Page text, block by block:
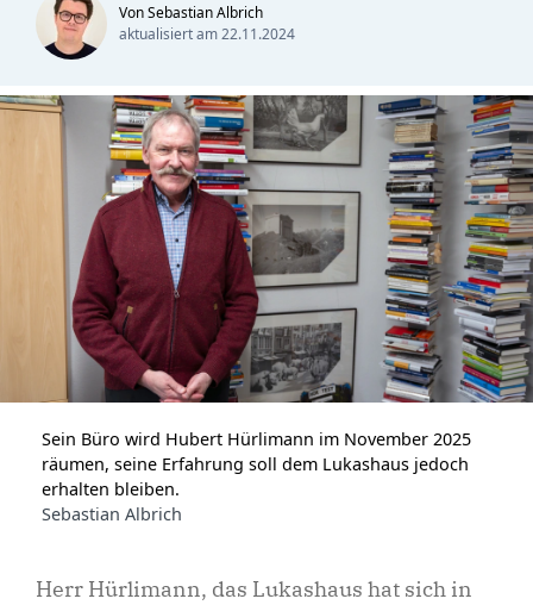
Von Sebastian Albrich
aktualisiert am22.11.2024
Sein Büro wird Hubert Hürlimann im November 2025
räumen, seine Erfahrung soll dem Lukashaus jedoch
erhalten bleiben.
Sebastian Albrich
Herr Hürlimann, das Lukashaus hat sich in